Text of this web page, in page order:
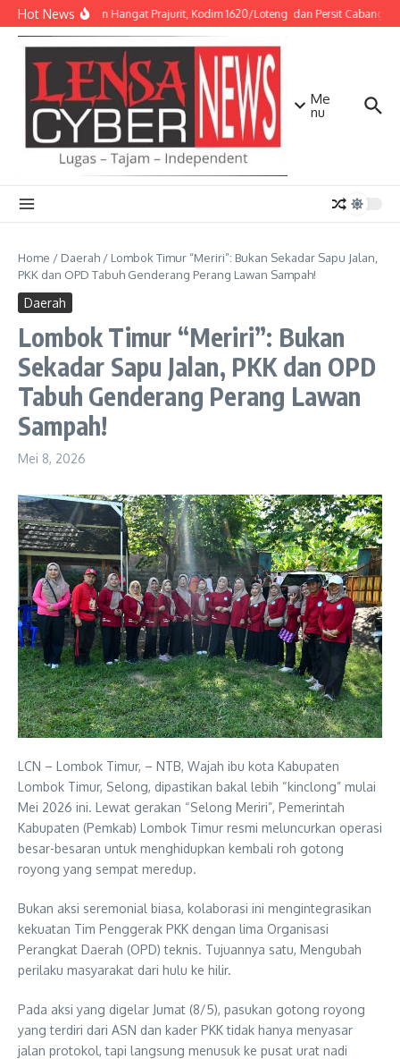
Lewati ke konten
Hot NewsSentuhan Hangat Prajurit, Kodim 1620/Loteng dan Persit Cabang
Me
nu
Home / Daerah / Lombok Timur “Meriri”: Bukan Sekadar Sapu Jalan,
PKK dan OPD Tabuh Genderang Perang Lawan Sampah!
Daerah
Lombok Timur “Meriri”: Bukan
Sekadar Sapu Jalan, PKK dan OPD
Tabuh Genderang Perang Lawan
Sampah!
Mei 8, 2026
LCN – Lombok Timur, – NTB, Wajah ibu kota Kabupaten
Lombok Timur, Selong, dipastikan bakal lebih “kinclong” mulai
Mei 2026 ini. Lewat gerakan “Selong Meriri”, Pemerintah
Kabupaten (Pemkab) Lombok Timur resmi meluncurkan operasi
besar-besaran untuk menghidupkan kembali roh gotong
royong yang sempat meredup.
Bukan aksi seremonial biasa, kolaborasi ini mengintegrasikan
kekuatan Tim Penggerak PKK dengan lima Organisasi
Perangkat Daerah (OPD) teknis. Tujuannya satu, Mengubah
perilaku masyarakat dari hulu ke hilir.
Pada aksi yang digelar Jumat (8/5), pasukan gotong royong
yang terdiri dari ASN dan kader PKK tidak hanya menyasar
jalan protokol, tapi langsung menusuk ke pusat urat nadi